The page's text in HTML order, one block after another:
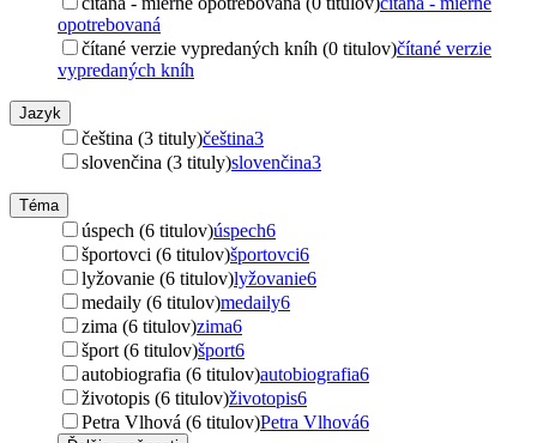
opotrebovaná
čítané verzie vypredaných kníh (0 titulov)čítané verzie
vypredaných kníh
Jazyk
čeština (3 tituly)čeština3
slovenčina (3 tituly)slovenčina3
Téma
úspech (6 titulov)úspech6
športovci (6 titulov)športovci6
lyžovanie (6 titulov)lyžovanie6
medaily (6 titulov)medaily6
zima (6 titulov)zima6
šport (6 titulov)šport6
autobiografia (6 titulov)autobiografia6
životopis (6 titulov)životopis6
Petra Vlhová (6 titulov)Petra Vlhová6